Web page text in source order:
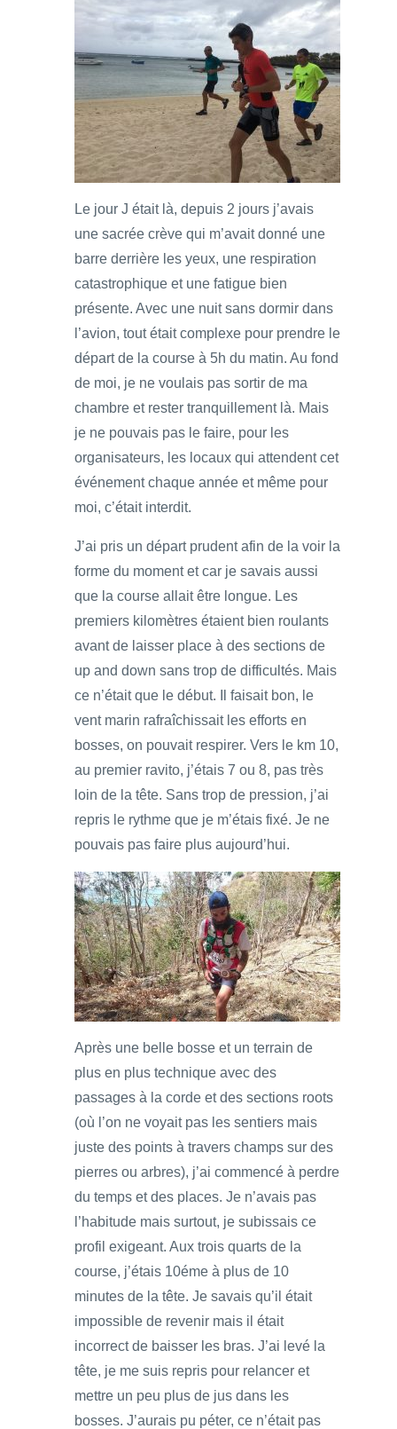
Le jour J était là, depuis 2 jours j’avais
une sacrée crève qui m’avait donné une
barre derrière les yeux, une respiration
catastrophique et une fatigue bien
présente. Avec une nuit sans dormir dans
l’avion, tout était complexe pour prendre le
départ de la course à 5h du matin. Au fond
de moi, je ne voulais pas sortir de ma
chambre et rester tranquillement là. Mais
je ne pouvais pas le faire, pour les
organisateurs, les locaux qui attendent cet
événement chaque année et même pour
moi, c’était interdit.
J’ai pris un départ prudent afin de la voir la
forme du moment et car je savais aussi
que la course allait être longue. Les
premiers kilomètres étaient bien roulants
avant de laisser place à des sections de
up and down sans trop de difficultés. Mais
ce n’était que le début. Il faisait bon, le
vent marin rafraîchissait les efforts en
bosses, on pouvait respirer. Vers le km 10,
au premier ravito, j’étais 7 ou 8, pas très
loin de la tête. Sans trop de pression, j’ai
repris le rythme que je m’étais fixé. Je ne
pouvais pas faire plus aujourd’hui.
Après une belle bosse et un terrain de
plus en plus technique avec des
passages à la corde et des sections roots
(où l’on ne voyait pas les sentiers mais
juste des points à travers champs sur des
pierres ou arbres), j’ai commencé à perdre
du temps et des places. Je n’avais pas
l’habitude mais surtout, je subissais ce
profil exigeant. Aux trois quarts de la
course, j’étais 10éme à plus de 10
minutes de la tête. Je savais qu’il était
impossible de revenir mais il était
incorrect de baisser les bras. J’ai levé la
tête, je me suis repris pour relancer et
mettre un peu plus de jus dans les
bosses. J’aurais pu péter, ce n’était pas